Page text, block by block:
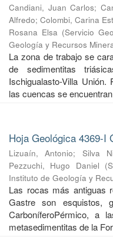
Candiani, Juan Carlos;
Alfredo; Colombi, Carina
Rosana Elsa (Servicio
Geología y Recursos
La zona de trabajo se
de sedimentitas
Ischigualasto-Villa
las cuencas se
Hoja Geológica 4369-I
Lizuaín, Antonio; Silva
Pezzuchi, Hugo Daniel (
Instituto de Geología y
Las rocas más antiguas
Gastre son esquistos,
CarboníferoPérmico, a
metasedimentitas de la